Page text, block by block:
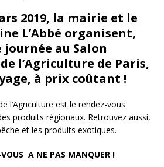
2019, la mairie et le
L’Abbé organisent,
journée au Salon
l’Agriculture de Paris,
à prix coûtant !
l’Agriculture est le rendez-vous
produits régionaux. Retrouvez aussi,
et les produits exotiques.
A NE PAS MANQUER !